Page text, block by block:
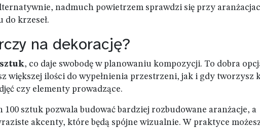
nadmuch powietrzem sprawdzi się przy
do krzeseł.
na dekorację?
, co daje swobodę w planowaniu kompozycji. To dobra
większej ilości do wypełnienia przestrzeni, jak i gdy tworzysz
czy elementy prowadzące.
sztuk pozwala budować bardziej rozbudowane aranżacje, a
akcenty, które będą spójne wizualnie. W praktyce